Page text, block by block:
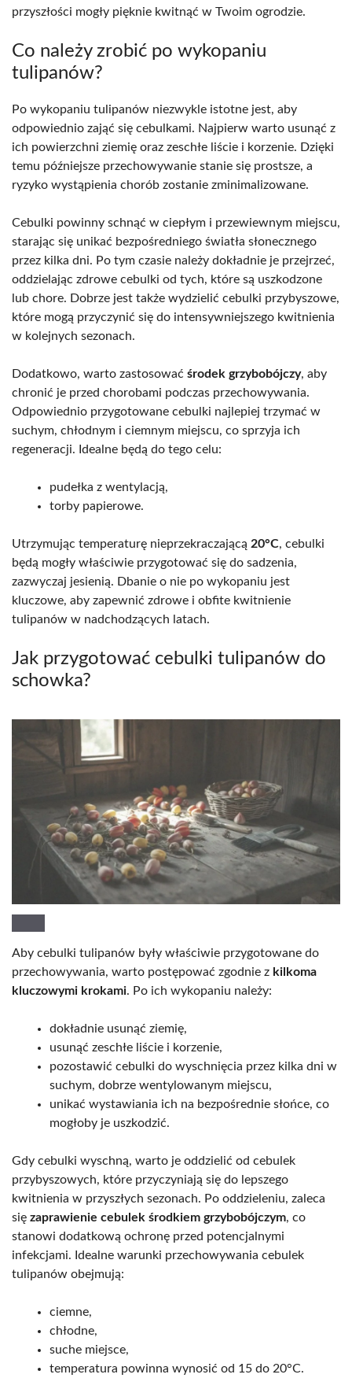
przyszłości mogły pięknie kwitnąć w Twoim ogrodzie.
Co należy zrobić po wykopaniu
tulipanów?
Po wykopaniu tulipanów niezwykle istotne jest, aby
odpowiednio zająć się cebulkami. Najpierw warto usunąć z
ich powierzchni ziemię oraz zeschłe liście i korzenie. Dzięki
temu późniejsze przechowywanie stanie się prostsze, a
ryzyko wystąpienia chorób zostanie zminimalizowane.
Cebulki powinny schnąć w ciepłym i przewiewnym miejscu,
starając się unikać bezpośredniego światła słonecznego
przez kilka dni. Po tym czasie należy dokładnie je przejrzeć,
oddzielając zdrowe cebulki od tych, które są uszkodzone
lub chore. Dobrze jest także wydzielić cebulki przybyszowe,
które mogą przyczynić się do intensywniejszego kwitnienia
w kolejnych sezonach.
Dodatkowo, warto zastosować środek grzybobójczy, aby
chronić je przed chorobami podczas przechowywania.
Odpowiednio przygotowane cebulki najlepiej trzymać w
suchym, chłodnym i ciemnym miejscu, co sprzyja ich
regeneracji. Idealne będą do tego celu:
pudełka z wentylacją,
torby papierowe.
Utrzymując temperaturę nieprzekraczającą 20°C, cebulki
będą mogły właściwie przygotować się do sadzenia,
zazwyczaj jesienią. Dbanie o nie po wykopaniu jest
kluczowe, aby zapewnić zdrowe i obfite kwitnienie
tulipanów w nadchodzących latach.
Jak przygotować cebulki tulipanów do
schowka?
Aby cebulki tulipanów były właściwie przygotowane do
przechowywania, warto postępować zgodnie z kilkoma
kluczowymi krokami. Po ich wykopaniu należy:
dokładnie usunąć ziemię,
usunąć zeschłe liście i korzenie,
pozostawić cebulki do wyschnięcia przez kilka dni w
suchym, dobrze wentylowanym miejscu,
unikać wystawiania ich na bezpośrednie słońce, co
mogłoby je uszkodzić.
Gdy cebulki wyschną, warto je oddzielić od cebulek
przybyszowych, które przyczyniają się do lepszego
kwitnienia w przyszłych sezonach. Po oddzieleniu, zaleca
się zaprawienie cebulek środkiem grzybobójczym, co
stanowi dodatkową ochronę przed potencjalnymi
infekcjami. Idealne warunki przechowywania cebulek
tulipanów obejmują:
ciemne,
chłodne,
suche miejsce,
temperatura powinna wynosić od 15 do 20°C.